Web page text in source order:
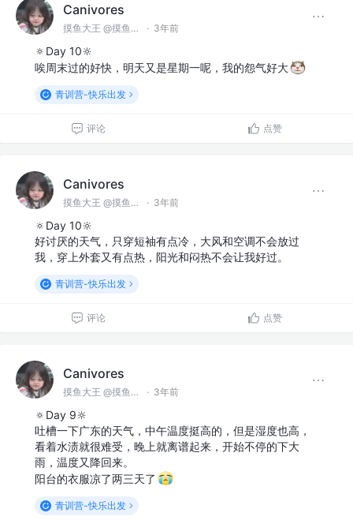
Canivores
摸鱼大王 @摸鱼公司 · 3年前
🔅Day 10🔆
唉周末过的好快，明天又是星期一呢，我的怨气好大
青训营-快乐出发
评论 点赞
Canivores
摸鱼大王 @摸鱼公司 · 3年前
🔅Day 10🔆
好讨厌的天气，只穿短袖有点冷，大风和空调不会放过
我，穿上外套又有点热，阳光和闷热不会让我好过。
青训营-快乐出发
评论 点赞
Canivores
摸鱼大王 @摸鱼公司 · 3年前
🔅Day 9🔆
吐槽一下广东的天气，中午温度挺高的，但是湿度也高，
看着水渍就很难受，晚上就离谱起来，开始不停的下大
雨，温度又降回来。
阳台的衣服凉了两三天了
青训营-快乐出发